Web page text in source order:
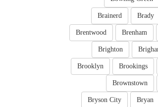
Brady
Brainerd
Brenham
Brentwood
Brighton
Brookings
Brooklyn
Brownstown
Bryan
Bryson City